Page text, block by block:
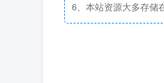
6、本站资源大多存储